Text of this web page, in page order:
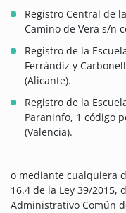
Registro Central de
Camino de Vera s/n
Registro de la
Ferrándiz y
(Alicante).
Registro de la
Paraninfo, 1 código
(Valencia).
o mediante cualquiera
16.4 de la Ley 39/2015,
Administrativo Común